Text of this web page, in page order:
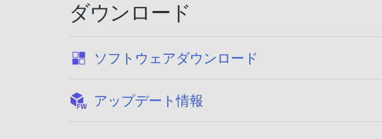
ダウンロード
ソフトウェアダウンロード
アップデート情報